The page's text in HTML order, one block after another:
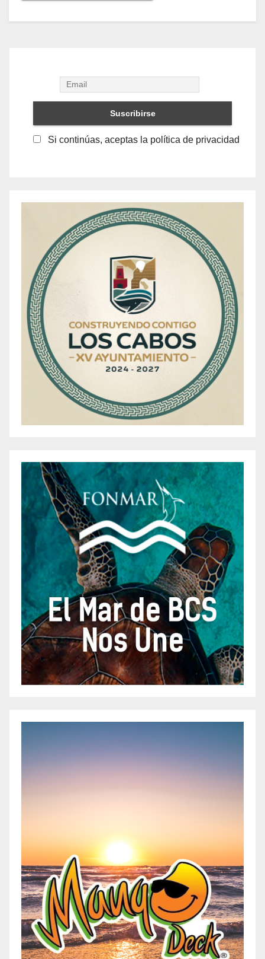
Si continúas, aceptas la política de privacidad